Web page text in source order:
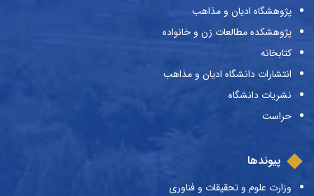
پژوهشگاه ادیان و مذاهب
پژوهشکده مطالعات زن و خانواده
کتابخانه
انتشارات دانشگاه ادیان و مذاهب
نشریات دانشگاه
حراست
پیوندها
وزارت علوم و تحقیقات و فناوری